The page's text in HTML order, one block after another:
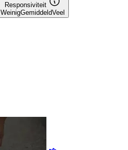
Responsiviteit
WeinigGemiddeldVeel